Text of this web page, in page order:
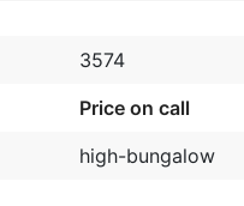
3574
Price on call
high-bungalow